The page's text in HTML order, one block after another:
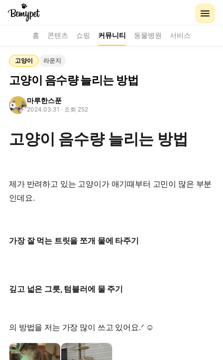
홈 콘텐츠 쇼핑 커뮤니티 동물병원 서비스
고양이 라운지
고양이 음수량 늘리는 방법
마루한스푼
2024.03.31 · 조회 252
고양이 음수량 늘리는 방법
제가 반려하고 있는 고양이가 애기때부터 고민이 많은 부분
인데요.
가장 잘 먹는 트릿을 쪼개 물에 타주기
깊고 넓은 그릇, 텀블러에 물 주기
의 방법을 저는 가장 많이 쓰고 있어요.ᐟ ☺️